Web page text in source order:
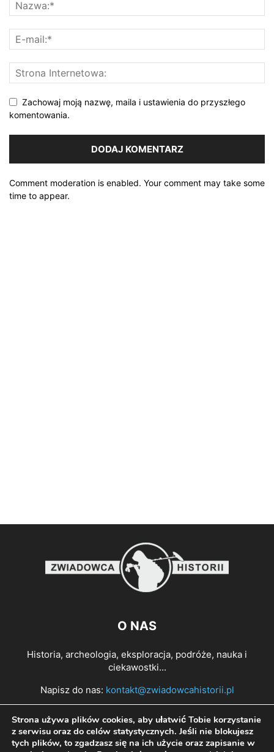
Zachowaj moją nazwę, maila i ustawienia do przyszłego
komentowania.
Comment moderation is enabled. Your comment may take some
time to appear.
O NAS
Historia, archeologia, eksploracja, podróże, nauka i
ciekawostki...
Napisz do nas: kontakt@zwiadowcahistorii.pl
PODĄŻAJ ZA NAMI
Strona używa plików cookies, aby ułatwić Tobie korzystanie
z serwisu oraz do celów statystycznych. Jeśli nie blokujesz
tych plików, to zgadzasz się na ich użycie oraz zapisanie w